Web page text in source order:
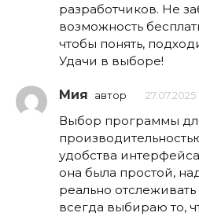
разработчиков. Не
возможность
чтобы понять,
Удачи в выборе!
Мия автор 27.07.2025
Выбор программы
удобства
она была простой,
реально
всегда выбираю то,